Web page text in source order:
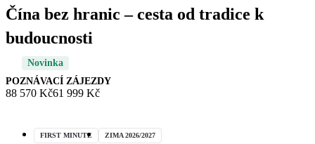
Čína bez hranic – cesta od tradice k
budoucnosti
Novinka
POZNÁVACÍ ZÁJEZDY
88 570 Kč61 999 Kč
FIRST MINUTE ZIMA 2026/2027